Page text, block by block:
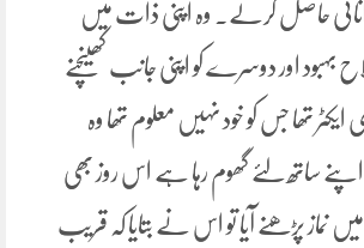
حاصل کرلے۔ وہ اپنی ذات میں
بہبود اور دوسرے کو اپنی جانب کھینچنے
ایکٹر تھا جس کو خود نہیں معلوم تھا وہ
اپنے ساتھ لئے گھوم رہا ہے اس روز بھی
نماز پڑھنے آیا تو اس نے بتایا کہ قریب